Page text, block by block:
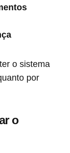
o sistema
por
o